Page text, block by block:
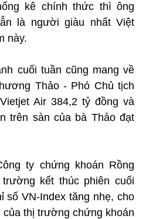
kê chính thức thì ông
là người giàu nhất Việt
này.
cuối tuần cũng mang về
Thảo - Phó Chủ tịch
Air 384,2 tỷ đồng và
trên sàn của bà Thảo đạt
ty chứng khoán Rồng
kết thúc phiên cuối
số VN-Index tăng nhẹ, cho
thị trường chứng khoán